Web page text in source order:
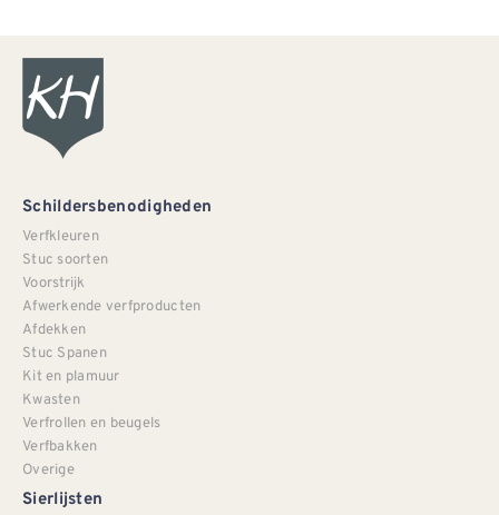
Schildersbenodigheden
Verfkleuren
Stuc soorten
Voorstrijk
Afwerkende verfproducten
Afdekken
Stuc Spanen
Kit en plamuur
Kwasten
Verfrollen en beugels
Verfbakken
Overige
Sierlijsten